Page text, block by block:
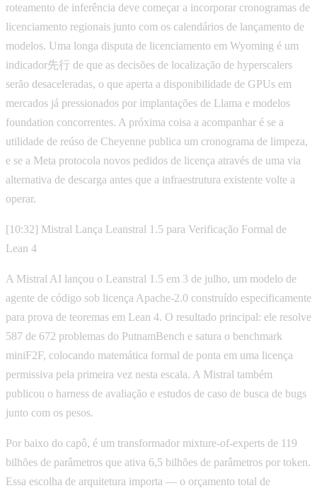
roteamento de inferência deve começar a incorporar cronogramas de
licenciamento regionais junto com os calendários de lançamento de
modelos. Uma longa disputa de licenciamento em Wyoming é um
indicador先行 de que as decisões de localização de hyperscalers
serão desaceleradas, o que aperta a disponibilidade de GPUs em
mercados já pressionados por implantações de Llama e modelos
foundation concorrentes. A próxima coisa a acompanhar é se a
utilidade de reúso de Cheyenne publica um cronograma de limpeza,
e se a Meta protocola novos pedidos de licença através de uma via
alternativa de descarga antes que a infraestrutura existente volte a
operar.
[10:32] Mistral Lança Leanstral 1.5 para Verificação Formal de
Lean 4
A Mistral AI lançou o Leanstral 1.5 em 3 de julho, um modelo de
agente de código sob licença Apache-2.0 construído especificamente
para prova de teoremas em Lean 4. O resultado principal: ele resolve
587 de 672 problemas do PutnamBench e satura o benchmark
miniF2F, colocando matemática formal de ponta em uma licença
permissiva pela primeira vez nesta escala. A Mistral também
publicou o harness de avaliação e estudos de caso de busca de bugs
junto com os pesos.
Por baixo do capô, é um transformador mixture-of-experts de 119
bilhões de parâmetros que ativa 6,5 bilhões de parâmetros por token.
Essa escolha de arquitetura importa — o orçamento total de